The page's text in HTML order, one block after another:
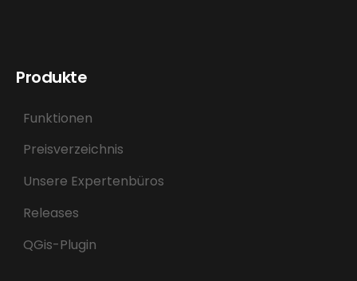
Produkte
Funktionen
Preisverzeichnis
Unsere Expertenbüros
Releases
QGis-Plugin